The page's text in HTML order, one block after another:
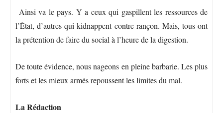
Ainsi va le pays. Y a ceux qui gaspillent les ressources de
l’État, d’autres qui kidnappent contre rançon. Mais, tous ont
la prétention de faire du social à l’heure de la digestion.
De toute évidence, nous nageons en pleine barbarie. Les plus
forts et les mieux armés repoussent les limites du mal.
La Rédaction